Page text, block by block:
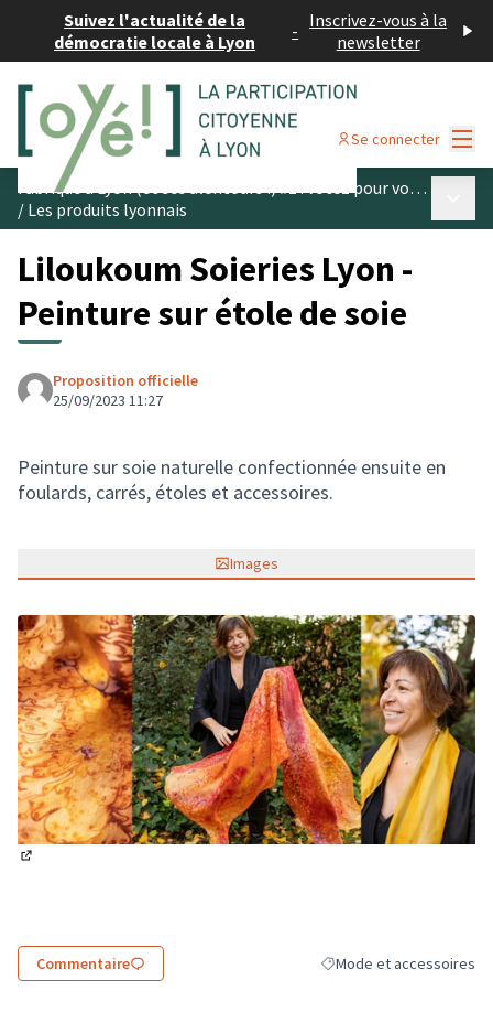
Suivez l'actualité de la
démocratie locale à Lyon
- Inscrivez-vous à la
newsletter
Se connecter
Fabriqué à Lyon (et ses alentours !) #1 : votez pour vos produits préférés
/ Les produits lyonnais
Liloukoum Soieries Lyon -
Peinture sur étole de soie
Proposition officielle
25/09/2023 11:27
Peinture sur soie naturelle confectionnée ensuite en
foulards, carrés, étoles et accessoires.
Images
Commentaire Filtrer les résultats de la
Mode et accessoires